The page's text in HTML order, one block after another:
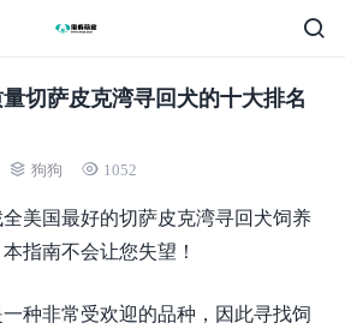
切萨皮克湾寻回犬的十大排名
狗狗 1052
美国最好的切萨皮克湾寻回犬饲养
指南不会让您失望！
种非常受欢迎的品种，因此寻找饲